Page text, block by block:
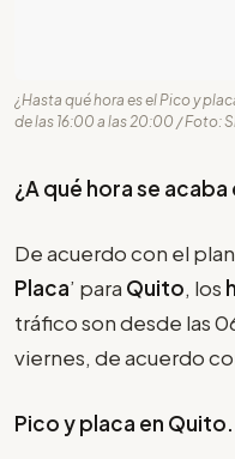
¿Hasta qué hora es el Pico y
de las 16:00 a las 20:00 / Foto:
¿A qué hora se
De acuerdo con el
Placa’ para Quito, los
tráfico son desde las
viernes, de acuerdo
Pico y placa en